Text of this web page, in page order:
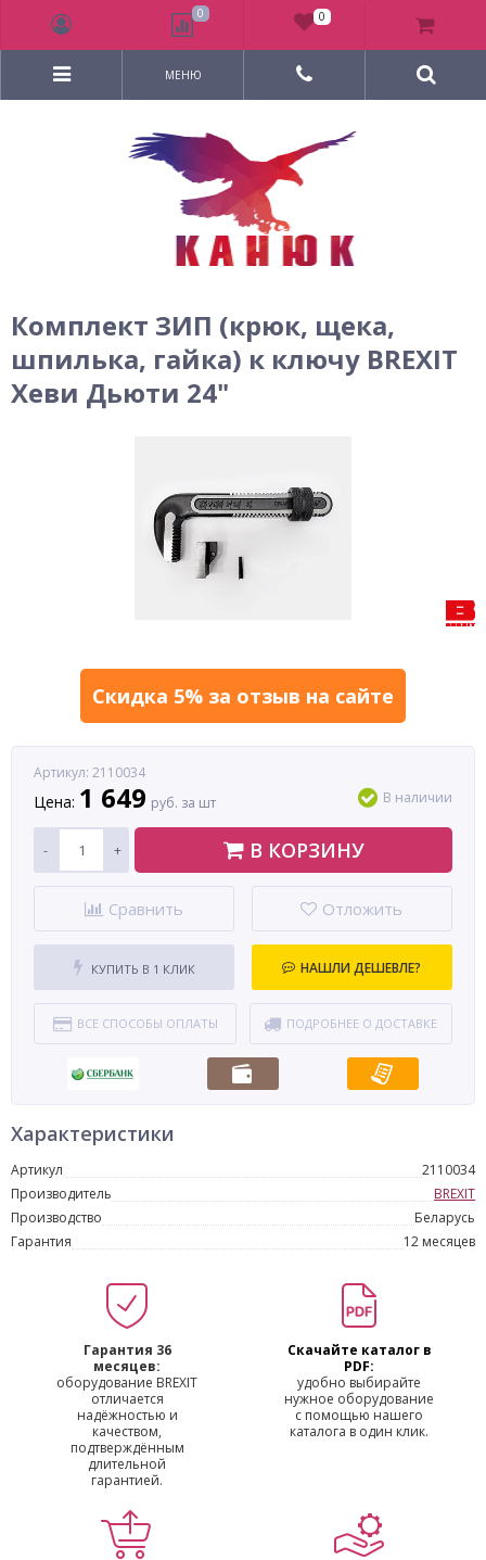
МЕНЮ
Комплект ЗИП (крюк, щека,
шпилька, гайка) к ключу BREXIT
Хеви Дьюти 24"
Скидка 5% за отзыв на сайте
Артикул: 2110034
Цена: 1 649 руб. за шт В наличии
- + В КОРЗИНУ
Сравнить Отложить
КУПИТЬ В 1 КЛИК НАШЛИ ДЕШЕВЛЕ?
ВСЕ СПОСОБЫ ОПЛАТЫ ПОДРОБНЕЕ О ДОСТАВКЕ
Характеристики
Артикул
2110034
Производитель
BREXIT
Производство
Беларусь
Гарантия
12 месяцев
Гарантия 36
месяцев:
оборудование BREXIT
отличается
надёжностью и
качеством,
подтверждённым
длительной
гарантией.
Скачайте каталог в
PDF:
удобно выбирайте
нужное оборудование
с помощью нашего
каталога в один клик.
0 0